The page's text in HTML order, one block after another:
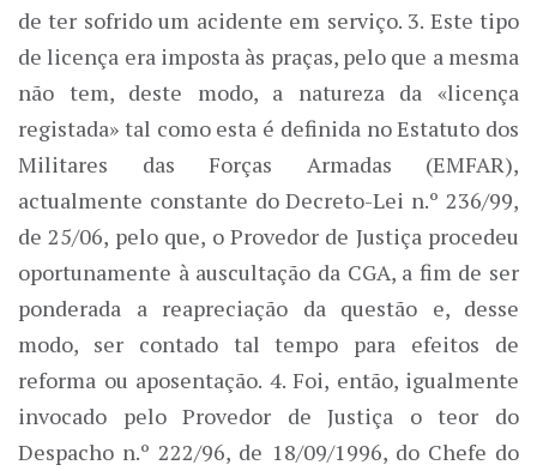
de ter sofrido um acidente em serviço. 3. Este tipo
de licença era imposta às praças, pelo que a mesma
não tem, deste modo, a natureza da «licença
registada» tal como esta é definida no Estatuto dos
Militares das Forças Armadas (EMFAR),
actualmente constante do Decreto-Lei n.º 236/99,
de 25/06, pelo que, o Provedor de Justiça procedeu
oportunamente à auscultação da CGA, a fim de ser
ponderada a reapreciação da questão e, desse
modo, ser contado tal tempo para efeitos de
reforma ou aposentação. 4. Foi, então, igualmente
invocado pelo Provedor de Justiça o teor do
Despacho n.º 222/96, de 18/09/1996, do Chefe do